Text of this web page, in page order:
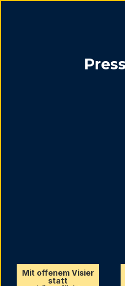
Mit offenem Visier
statt